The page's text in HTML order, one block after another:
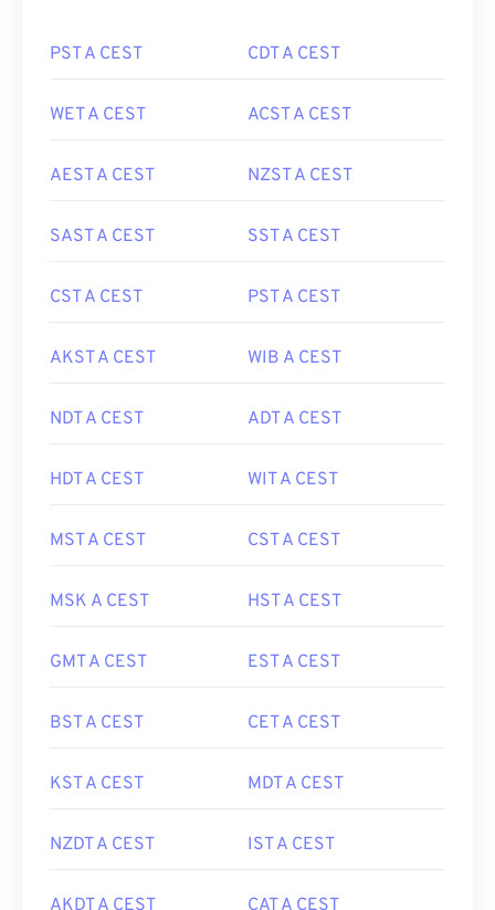
PST A CEST CDT A CEST
WET A CEST ACST A CEST
AEST A CEST NZST A CEST
SAST A CEST SST A CEST
CST A CEST PST A CEST
AKST A CEST WIB A CEST
NDT A CEST ADT A CEST
HDT A CEST WIT A CEST
MST A CEST CST A CEST
MSK A CEST HST A CEST
GMT A CEST EST A CEST
BST A CEST CET A CEST
KST A CEST MDT A CEST
NZDT A CEST IST A CEST
AKDT A CEST CAT A CEST